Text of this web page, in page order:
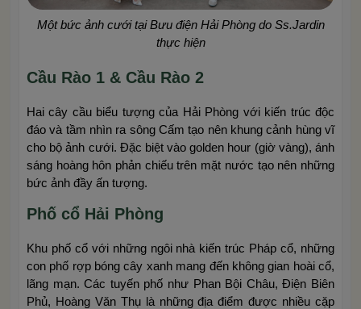
Một bức ảnh cưới tại Bưu điện Hải Phòng do Ss.Jardin
thực hiện
Cầu Rào 1 & Cầu Rào 2
Hai cây cầu biểu tượng của Hải Phòng với kiến trúc độc
đáo và tầm nhìn ra sông Cấm tạo nên khung cảnh hùng vĩ
cho bộ ảnh cưới. Đặc biệt vào golden hour (giờ vàng), ánh
sáng hoàng hôn phản chiếu trên mặt nước tạo nên những
bức ảnh đầy ấn tượng.
Phố cổ Hải Phòng
Khu phố cổ với những ngôi nhà kiến trúc Pháp cổ, những
con phố rợp bóng cây xanh mang đến không gian hoài cổ,
lãng mạn. Các tuyến phố như Phan Bội Châu, Điện Biên
Phủ, Hoàng Văn Thụ là những địa điểm được nhiều cặp